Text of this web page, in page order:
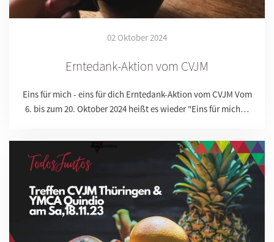
02 Oktober 2024
Erntedank-Aktion vom CVJM
Eins für mich - eins für dich Erntedank-Aktion vom CVJM Vom
6. bis zum 20. Oktober 2024 heißt es wieder "Eins für mich…